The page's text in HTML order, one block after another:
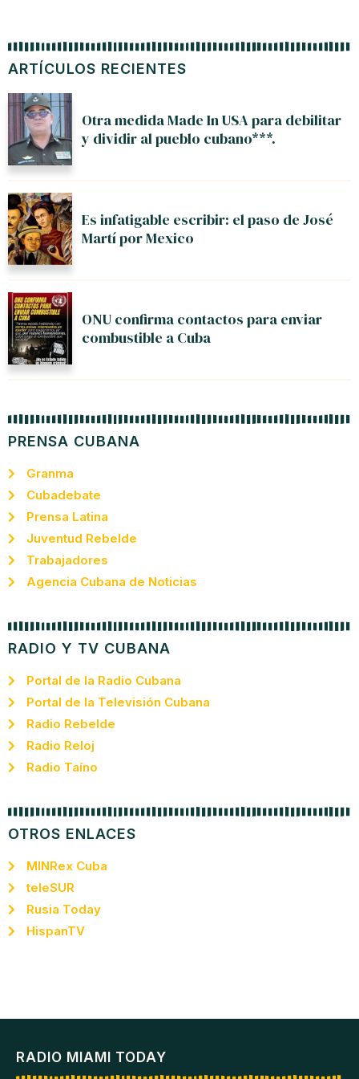
ARTÍCULOS RECIENTES
Otra medida Made In USA para debilitar
y dividir al pueblo cubano***.
Es infatigable escribir: el paso de José
Martí por Mexico
ONU confirma contactos para enviar
combustible a Cuba
PRENSA CUBANA
Granma
Cubadebate
Prensa Latina
Juventud Rebelde
Trabajadores
Agencia Cubana de Noticias
RADIO Y TV CUBANA
Portal de la Radio Cubana
Portal de la Televisión Cubana
Radio Rebelde
Radio Reloj
Radio Taíno
OTROS ENLACES
MINRex Cuba
teleSUR
Rusia Today
HispanTV
RADIO MIAMI TODAY